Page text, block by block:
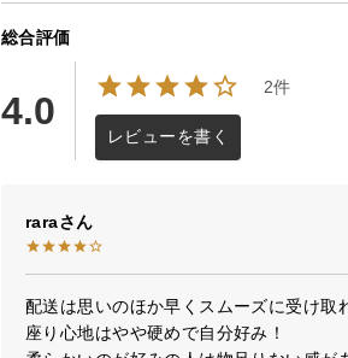
総合評価
4.0
2件
レビューを書く
rara
配送は思いのほか早くスムーズに受け取
座り心地はやや硬めで自分好み！